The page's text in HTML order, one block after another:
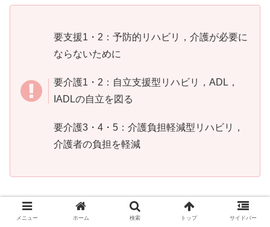
要支援1・2：予防的リハビリ，介護が必要に
ならないために
要介護1・2：自立支援型リハビリ，ADL，
IADLの自立を図る
要介護3・4・5：介護負担軽減型リハビリ，
介護者の負担を軽減
メニュー ホーム 検索 トップ サイドバー